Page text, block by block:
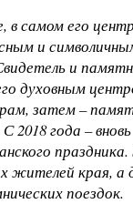
в самом его
и
и
духовным
затем –
2018 года –
жителей края, а
поездок.